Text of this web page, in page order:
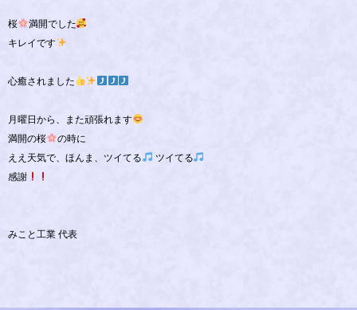
桜
満開でした
キレイです
心癒されました
月曜日から、また頑張れます
満開の桜
の時に
ええ天気で、ほんま、ツイてる
ツイてる
感謝
みこと工業 代表